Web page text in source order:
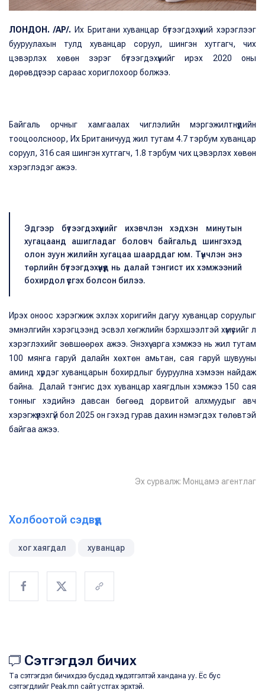
ЛОНДОН. /AP/. Их Британи хуванцар бүтээгдэхүүний хэрэглээг
бууруулахын тулд хуванцар соруул, шингэн хутгагч, чих
цэвэрлэх хөвөн зэрэг бүтээгдэхүүнийг ирэх 2020 оны
дөрөвдүгээр сараас хориглохоор болжээ.
Байгаль орчныг хамгаалах чиглэлийн мэргэжилтнүүдийн
тооцоолсноор, Их Британичууд жил тутам 4.7 тэрбум хуванцар
соруул, 316 сая шингэн хутгагч, 1.8 тэрбум чих цэвэрлэх хөвөн
хэрэглэдэг ажээ.
Эдгээр бүтээгдэхүүнийг ихэвчлэн хэдхэн минутын
хугацаанд ашигладаг боловч байгальд шингэхэд
олон зуун жилийн хугацаа шаарддаг юм. Түүнчлэн энэ
төрлийн бүтээгдэхүүнүүд нь далай тэнгист их хэмжээний
бохирдол үүсгэх болсон билээ.
Ирэх оноос хэрэгжиж эхлэх хоригийн дагуу хуванцар соруулыг
эмнэлгийн хэрэгцээнд эсвэл хөгжлийн бэрхшээлтэй хүмүүсийг л
хэрэглэхийг зөвшөөрөх ажээ. Энэхүү арга хэмжээ нь жил тутам
100 мянга гаруй далайн хөхтөн амьтан, сая гаруй шувууны
аминд хүрдэг хуванцарын бохирдлыг бууруулна хэмээн найдаж
байна. Далай тэнгис дэх хуванцар хаягдлын хэмжээ 150 сая
тонныг хэдийнэ давсан бөгөөд дорвитой алхмуудыг авч
хэрэгжүүлэхгүй бол 2025 он гэхэд гурав дахин нэмэгдэх төлөвтэй
байгаа ажээ.
Эх сурвалж: Монцамэ агентлаг
Холбоотой сэдвүүд
хог хаягдал хуванцар
Сэтгэгдэл бичих
Та сэтгэгдэл бичихдээ бусдад хүндэтгэлтэй хандана уу. Ёс бус
сэтгэгдлийг Peak.mn сайт устгах эрхтэй.